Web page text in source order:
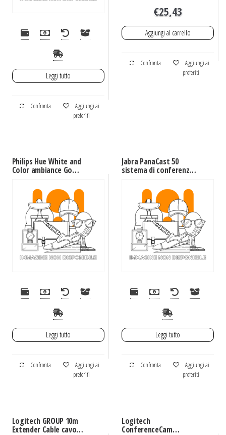
Leggi tutto
Confronta
Aggiungi ai
preferiti
€25,43
Aggiungi al carrello
Confronta
Aggiungi ai
preferiti
Philips Hue White and
Color ambiance Go
Tavolo portatile
Leggi tutto
Confronta
Aggiungi ai
preferiti
Jabra PanaCast 50
sistema di conferenza
ethernet LAN Sistema
di videoconferenza di
gruppo
Leggi tutto
Confronta
Aggiungi ai
preferiti
Logitech GROUP 10m
Extender Cable cavo
Logitech
ConferenceCam